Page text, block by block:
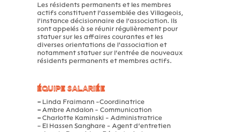
Les résidents permanents et les membres
actifs constituent l’assemblée des Villageois,
l’instance décisionnaire de l’association. Ils
sont appelés à se réunir régulièrement pour
statuer sur les affaires courantes et les
diverses orientations de l’association et
notamment statuer sur l’entrée de nouveaux
résidents permanents et membres actifs.
ÉQUIPE SALARIÉE
–Linda Fraimann -Coordinatrice
–Ambre Andalon - Communication
–Charlotte Kaminski - Administratrice
– El Hassen Sanghare - Agent d’entretien